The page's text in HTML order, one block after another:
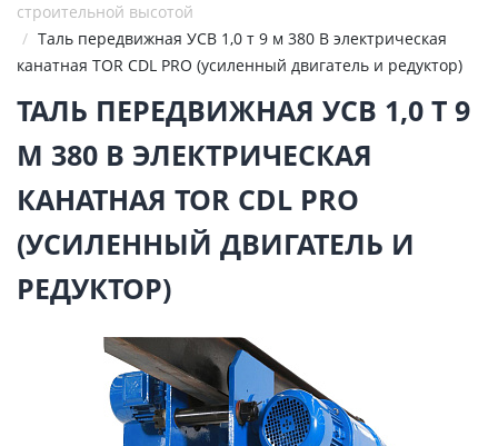
строительной высотой
Таль передвижная УСВ 1,0 т 9 м 380 В электрическая
канатная TOR CDL PRO (усиленный двигатель и редуктор)
ТАЛЬ ПЕРЕДВИЖНАЯ УСВ 1,0 Т 9
М 380 В ЭЛЕКТРИЧЕСКАЯ
КАНАТНАЯ TOR CDL PRO
(УСИЛЕННЫЙ ДВИГАТЕЛЬ И
РЕДУКТОР)